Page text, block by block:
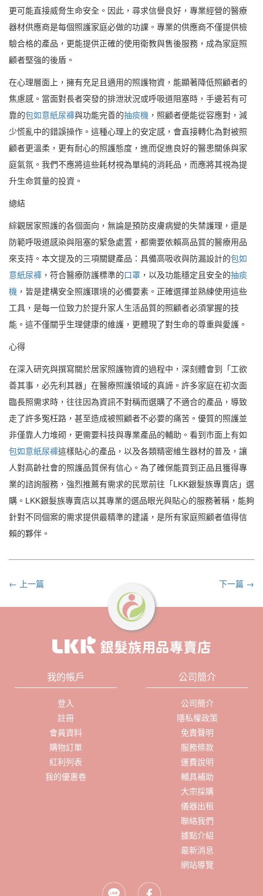
更可能直接威脅生命安全。因此，尋求信譽良好，專業經營的醫療
器材供應商是每個照護家庭必做的功課。專業的供應商不僅提供檢
驗合格的產品，更能提供正確的使用衛教與售後服務，成為家庭照
顧者堅強的後盾。
在心理層面上，擁有充足且適用的照護物資，能顯著降低照顧者的
焦慮感。當面對長者突發的排泄狀況或呼吸道阻塞時，手邊若有可
靠的包如意紙尿褲與功能完善的抽痰機 ，照顧者便能從容應對，減
少慌亂中的錯誤操作。這種心理上的安定感，會直接轉化為對被照
顧者更溫柔，更有耐心的照護態度，進而促進良好的醫患關係與家
庭氣氛。我們不應將這些耗材視為單純的消耗品，而應將其視為提
升生命質量的投資。
總結
綜觀居家照護的各個面向，無論是預防皮膚病變的失禁護理，還是
防範呼吸道感染與阻塞的緊急處置，都需要依賴高品質的醫療用品
來支持。本文提及的三項關鍵產品：具備高吸收與防漏設計的包如
意紙尿褲 ，符合醫療防護標準的口罩 ，以及功能穩定且安全的抽痰
機 ，皆是建構安全照護環境的必備要素。正確選擇並熟練使用這些
工具，是每一位致力於提升家人生活品質的照顧者必須掌握的技
能。這不僅關乎生理健康的維護，更體現了對生命的尊重與愛護。
心得
在深入研究與撰寫關於居家照護物資的過程中，深刻體會到「工欲
善其事，必先利其器」在醫療照護領域的真諦。許多家庭在初次面
臨長照需求時，往往因為資訊不對稱而選購了不適合的產品，導致
走了許多冤枉路，甚至造成被照顧者不必要的痛苦。優質的照護並
非僅靠人力堆砌，更需要科技與專業產品的輔助。看到市面上有如
包如意紙尿褲這樣貼心的產品，以及各類精密維生器材的普及，讓
人對高齡社會的照護品質保有信心。為了確保能買到正品且獲得專
業的諮詢服務，強烈推薦有需求的民眾前往「LKK銀髮族專賣店」選
購。LKK銀髮族專賣店以其專業的選品眼光與貼心的服務著稱，能夠
針對不同個案的需求提供最精準的建議，是所有家庭照顧者值得信
賴的夥伴。
← 上一篇 下一篇 →
我的帳戶
登入
註冊
會員資料
購物訂單
紅利列表
我的優惠卷
公司簡介
公司簡介
隱私權政策
免責聲明
服務條款
運費說明
輔具補助
大宗採購
儀器出租
聯絡我們
據點介紹
最新消息
網站導覽